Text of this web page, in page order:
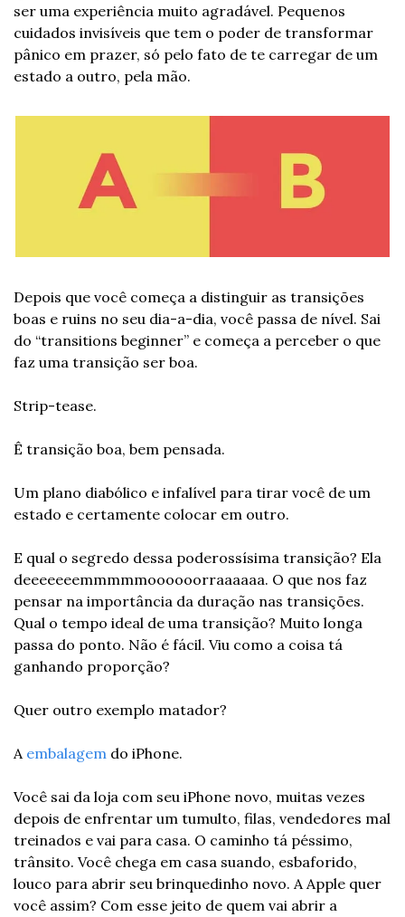
ser uma experiência muito agradável. Pequenos
cuidados invisíveis que tem o poder de transformar
pânico em prazer, só pelo fato de te carregar de um
estado a outro, pela mão.
Depois que você começa a distinguir as transições
boas e ruins no seu dia-a-dia, você passa de nível. Sai
do “transitions beginner” e começa a perceber o que
faz uma transição ser boa.
Strip-tease.
Ê transição boa, bem pensada.
Um plano diabólico e infalível para tirar você de um
estado e certamente colocar em outro.
E qual o segredo dessa poderossísima transição? Ela
deeeeeeemmmmmoooooorraaaaaa. O que nos faz
pensar na importância da duração nas transições.
Qual o tempo ideal de uma transição? Muito longa
passa do ponto. Não é fácil. Viu como a coisa tá
ganhando proporção?
Quer outro exemplo matador?
A embalagem do iPhone.
Você sai da loja com seu iPhone novo, muitas vezes
depois de enfrentar um tumulto, filas, vendedores mal
treinados e vai para casa. O caminho tá péssimo,
trânsito. Você chega em casa suando, esbaforido,
louco para abrir seu brinquedinho novo. A Apple quer
você assim? Com esse jeito de quem vai abrir a